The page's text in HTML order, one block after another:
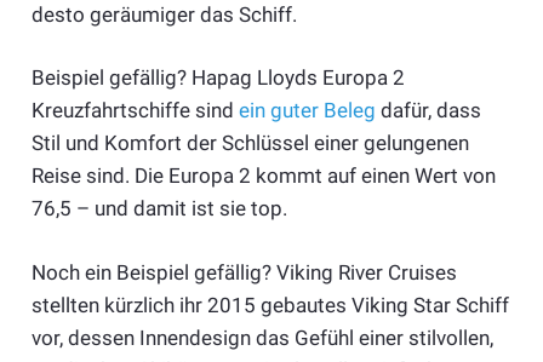
desto geräumiger das Schiff.
Beispiel gefällig? Hapag Lloyds Europa 2
Kreuzfahrtschiffe sind ein guter Beleg dafür, dass
Stil und Komfort der Schlüssel einer gelungenen
Reise sind. Die Europa 2 kommt auf einen Wert von
76,5 – und damit ist sie top.
Noch ein Beispiel gefällig? Viking River Cruises
stellten kürzlich ihr 2015 gebautes Viking Star Schiff
vor, dessen Innendesign das Gefühl einer stilvollen,